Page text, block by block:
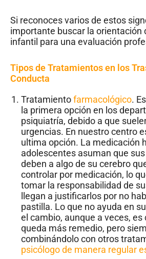
Si reconoces varios de estos
importante buscar la orientación
infantil para una evaluación
Tipos de Tratamientos en los
Conducta
Tratamientofarmacológico.
la primera opción en los
psiquiatría, debido a que
urgencias. En nuestro centro
ultima opción. La medicación
adolescentes asuman que
deben a algo de su cerebro
controlar por medicación, lo
tomar la responsabilidad de
llegan a justificarlos por no
pastilla. Lo que no ayuda en
el cambio, aunque a veces, es
queda más remedio, pero
combinándolo con otros
psicólogo de manera regular